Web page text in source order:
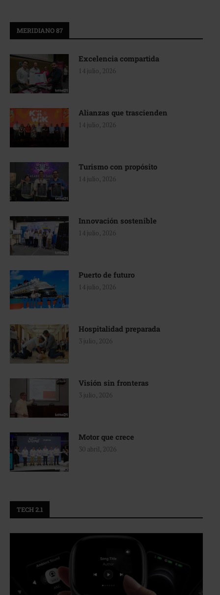
MERIDIANO 87
Excelencia compartida
14 julio, 2026
Alianzas que trascienden
14 julio, 2026
Turismo con propósito
14 julio, 2026
Innovación sostenible
14 julio, 2026
Puerto de futuro
14 julio, 2026
Hospitalidad preparada
3 julio, 2026
Visión sin fronteras
3 julio, 2026
Motor que crece
30 abril, 2026
TECH 2.1